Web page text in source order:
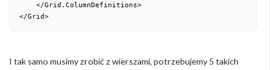
    </Grid.ColumnDefinitions>
</Grid>
I tak samo musimy zrobić z wierszami, potrzebujemy 5 takich